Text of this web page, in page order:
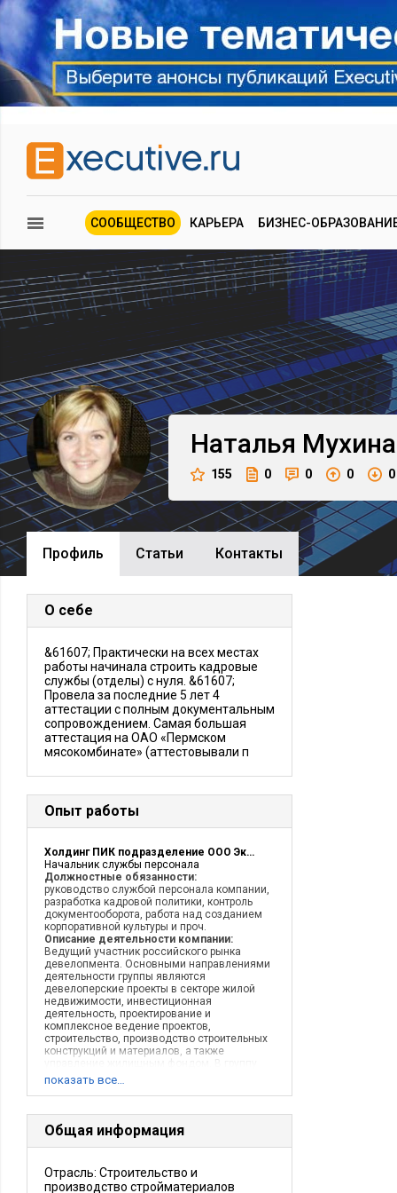
СООБЩЕСТВО КАРЬЕРА БИЗНЕС-
Наталья Мухина
155 0 0 0 0
Профиль Cтатьи Контакты
О себе
&61607; Практически на всех местах
работы начинала строить кадровые
службы (отделы) с нуля. &61607;
Провела за последние 5 лет 4
аттестации с полным документальным
сопровождением. Самая большая
аттестация на ОАО «Пермском
мясокомбинате» (аттестовывали п
Опыт работы
Холдинг ПИК подразделение ООО Эксперт Сервис
Начальник службы персонала
Должностные обязанности:
руководство службой персонала компании,
разработка кадровой политики, контроль
документооборота, работа над созданием
корпоративной культуры и проч.
Описание деятельности компании:
Ведущий участник российского рынка
девелопмента. Основными направлениями
деятельности группы являются
девелоперские проекты в секторе жилой
недвижимости, инвестиционная
деятельность, проектирование и
комплексное ведение проектов,
строительство, производство строительных
конструкций и материалов, а также
входит свыше 100 организаций, в которых
интеллектуальным потенциалом,
узнаваемым брендом, а также обширным
земельным банком в разных регионах
России. 2 февраля 2008 в группе ПИК
Эксперт Сервис это крупный проект по
обслуживанию Группы ПИК по
показать все…
Общая информация
Отрасль: Строительство и
производство стройматериалов